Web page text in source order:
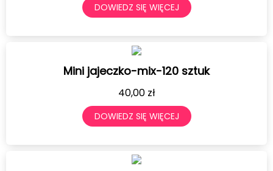
DOWIEDZ SIĘ WIĘCEJ
Mini jajeczko-mix-120 sztuk
40,00 zł
DOWIEDZ SIĘ WIĘCEJ